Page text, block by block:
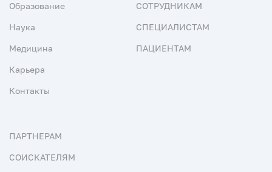
Образование
Наука
Медицина
Карьера
Контакты
СОТРУДНИКАМ
СПЕЦИАЛИСТАМ
ПАЦИЕНТАМ
ПАРТНЕРАМ
СОИСКАТЕЛЯМ